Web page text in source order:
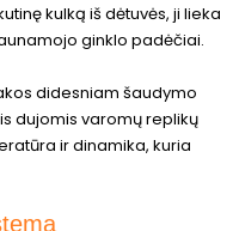
kulką iš dėtuvės, ji lieka
ginklo padėčiai.
didesniam šaudymo
dujomis varomų replikų
ir dinamika, kuria